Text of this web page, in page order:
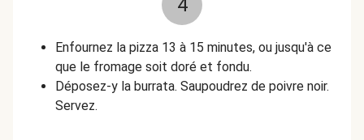
4
Enfournez la pizza 13 à 15 minutes, ou jusqu'à ce
que le fromage soit doré et fondu.
Déposez-y la burrata. Saupoudrez de poivre noir.
Servez.